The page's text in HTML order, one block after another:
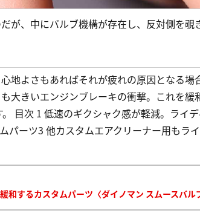
が、中にバルブ機構が存在し、反対側を覗
地よさもあればそれが疲れの原因となる場
大きいエンジンブレーキの衝撃。これを緩
目次 1 低速のギクシャク感が軽減。ライ
パーツ3 他カスタムエアクリーナー用もラ
するカスタムパーツ〈ダイノマン スムースバル